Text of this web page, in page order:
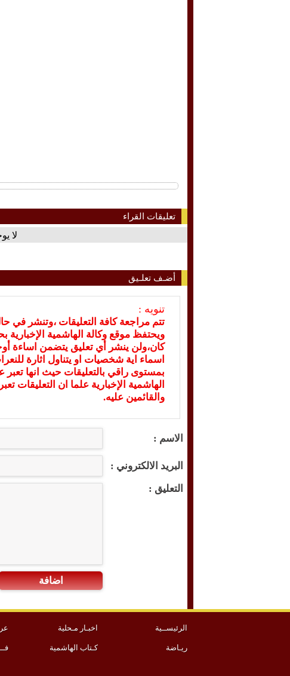
تعليقات القراء
لا
أضـف تعلـيق
تنويه :
تتم مراجعة كافة التعليقات ،وتنشر في
ويحتفظ موقع وكالة الهاشمية
كان،ولن ينشر أي تعليق يتضمن اساءة
اسماء اية شخصيات او يتناول اثارة
بمستوى راقي بالتعليقات حيث انها
الهاشمية الإخبارية علما ان التعليقات
والقائمين عليه.
الاسم :
البريد الالكتروني :
التعليق :
اضافة
الرئيســية اخبـار مـحلية
ريـاضة كـتاب الهاشمية